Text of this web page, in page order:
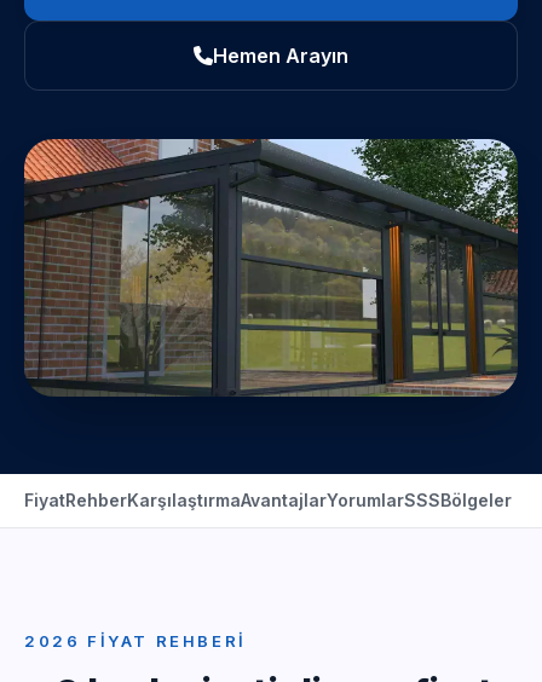
Hemen Arayın
FiyatRehberKarşılaştırmaAvantajlarYorumlarSSSBölgeler
2026 FIYAT REHBERI